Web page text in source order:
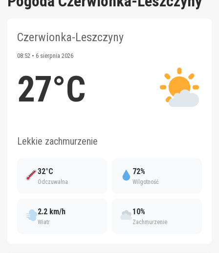
Czerwionka-Leszczyny
08:52 • 6 sierpnia 2026
27°C
Lekkie zachmurzenie
32°C
Odczuwalna
72%
Wilgotność
2.2 km/h
Wiatr
10%
Zachmurzenie